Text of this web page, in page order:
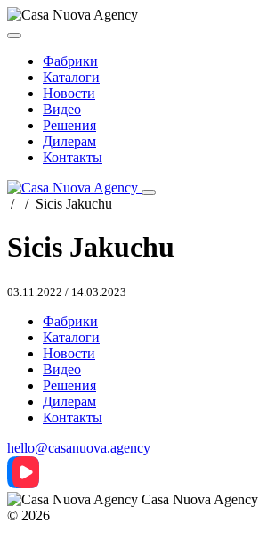
Фабрики
Каталоги
Новости
Видео
Решения
Дилерам
Контакты
/ / Sicis Jakuchu
Sicis Jakuchu
03.11.2022 / 14.03.2023
Фабрики
Каталоги
Новости
Видео
Решения
Дилерам
Контакты
hello@casanuova.agency
Casa Nuova Agency
© 2026